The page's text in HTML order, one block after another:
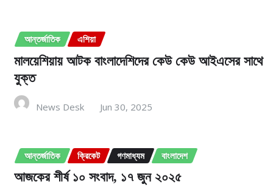
আন্তর্জাতিক এশিয়া
মালয়েশিয়ায় আটক বাংলাদেশিদের কেউ কেউ আইএসের সাথে
যুক্ত
News Desk Jun 30, 2025
আন্তর্জাতিক ক্রিকেট গণমাধ্যম বাংলাদেশ
আজকের শীর্ষ ১০ সংবাদ, ১৭ জুন ২০২৫